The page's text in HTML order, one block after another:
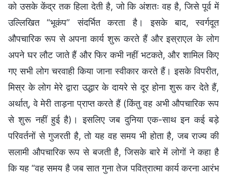
को उसके केंद्र तक हिला देती है, जो कि अंशतः वह है, जिसे पूर्व में
उल्लिखित “भूकंप” संदर्भित करता है। इसके बाद, स्वर्गदूत
औपचारिक रूप से अपना कार्य शुरू करते हैं और इस्राएल के लोग
अपने घर लौट जाते हैं और फिर कभी नहीं भटकते, और शामिल किए
गए सभी लोग चरवाही किया जाना स्वीकार करते हैं। इसके विपरीत,
मिस्र के लोग मेरे द्वारा उद्धार के दायरे से दूर होना शुरू कर देते हैं,
अर्थात्, वे मेरी ताड़ना प्राप्त करते हैं (किंतु वह अभी औपचारिक रूप
से शुरू नहीं हुई है)। इसलिए जब दुनिया एक-साथ इन कई बड़े
परिवर्तनों से गुजरती है, तो यह वह समय भी होता है, जब राज्य की
सलामी औपचारिक रूप से बजती है, जिसके बारे में लोगों ने कहा है
कि यह “वह समय है जब सात गुना तेज पवित्रात्मा कार्य करना आरंभ